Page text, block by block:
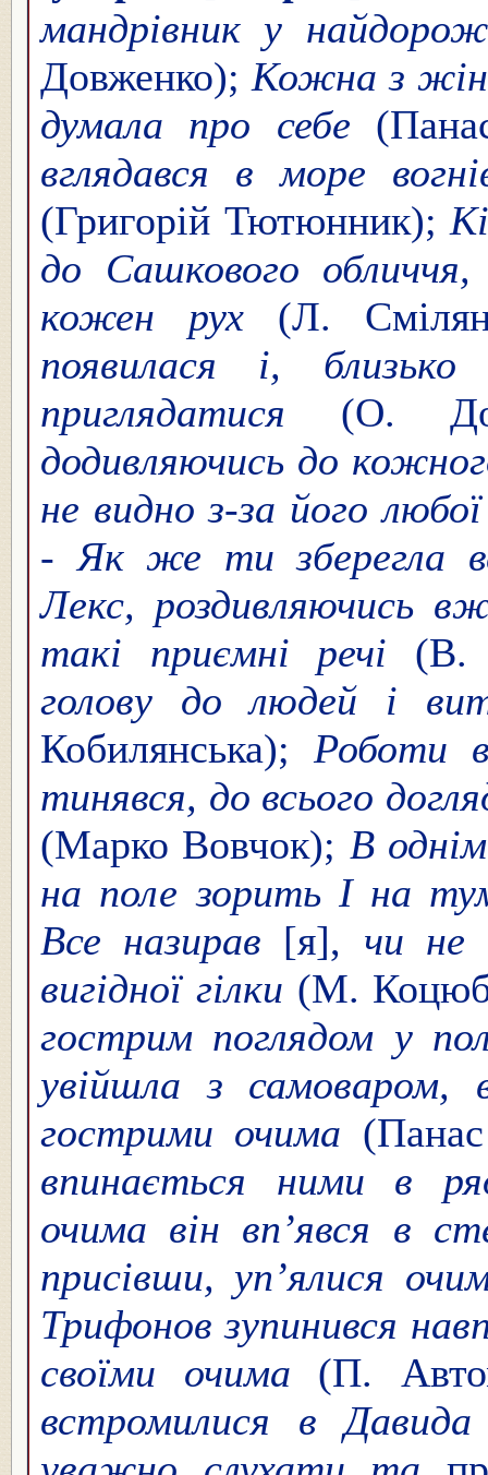
мандрівник у
Довженко);Кожна з
думала про себе
вглядався в море
(Григорій Тютюнник);
до Сашкового
кожен рух (Л.
появилася і,
приглядатися (О.
додивляючись до
не видно з-за його
- Як же ти зберегла
Лекс, роздивляючись
такі приємні речі (В.
голову до людей і
Кобилянська); Роботи
тинявся, до всього
(Марко Вовчок); В
на поле зорить І на
Все назирав [я], чи не
вигідної гілки (М.
гострим поглядом у
увійшла з самоваром,
гострими очима
впинається ними в
очима він вп’явся в
присівши, уп’ялися
Трифонов зупинився
своїми очима (П.
встромилися в Давида